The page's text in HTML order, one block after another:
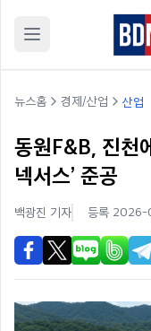
뉴스홈 경제/산업 산업
동원F&B, 진천
넥서스’ 준공
백광진 기자 등록 2026-